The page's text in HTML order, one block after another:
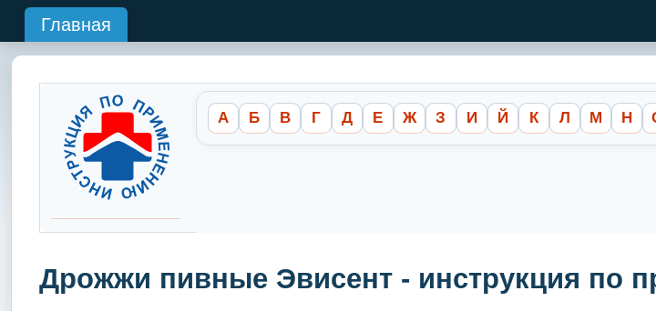
Главная
А Б В Г Д Е Ж З И Й К Л М Н
Дрожжи пивные Эвисент - инструкция по